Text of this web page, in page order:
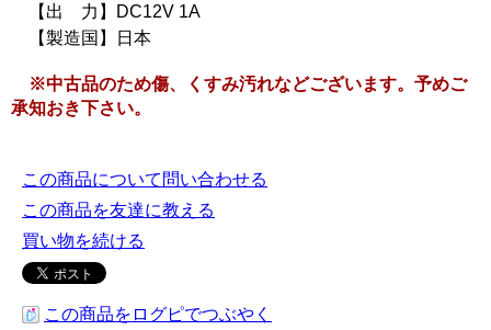
【出 力】DC12V 1A
【製造国】日本
※中古品のため傷、くすみ汚れなどございます。予めご
承知おき下さい。
この商品について問い合わせる
この商品を友達に教える
買い物を続ける
この商品をログピでつぶやく